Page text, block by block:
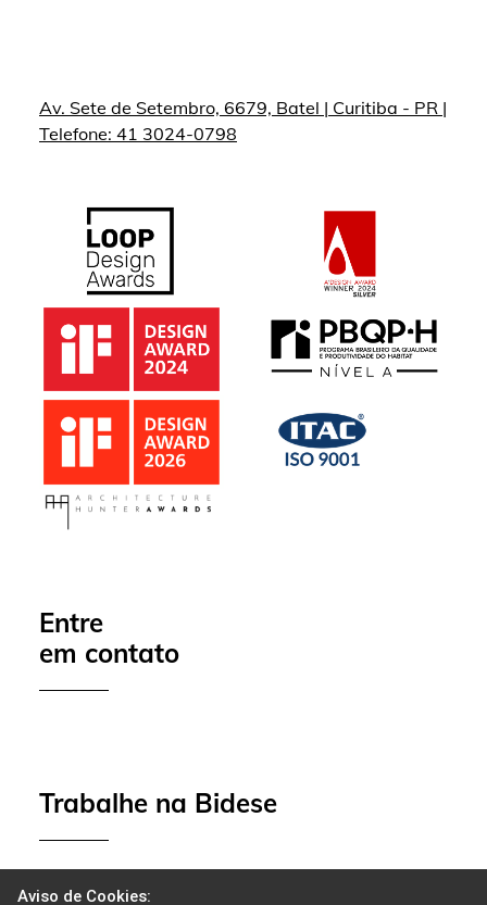
Av. Sete de Setembro, 6679, Batel | Curitiba - PR |
Telefone: 41 3024-0798
Entre
em contato
Trabalhe na Bidese
Aviso de Cookies: